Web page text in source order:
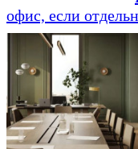
офис, если